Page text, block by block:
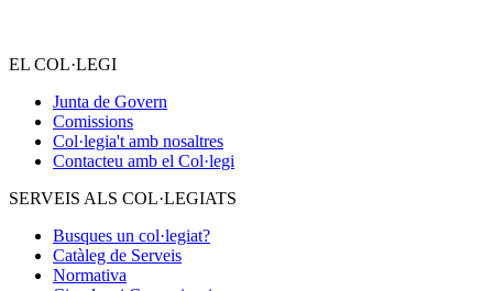
EL COL·LEGI
Junta de Govern
Comissions
Col·legia't amb nosaltres
Contacteu amb el Col·legi
SERVEIS ALS COL·LEGIATS
Busques un col·legiat?
Catàleg de Serveis
Normativa